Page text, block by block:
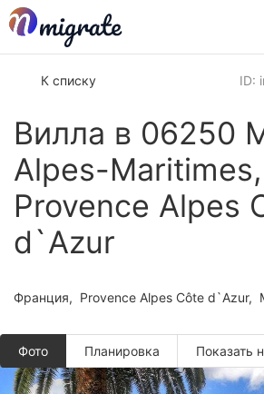
К списку
Вилла в 06250
Alpes-Maritimes,
Provence Alpes
d`Azur
ID:
Франция Provence Alpes Côte d`Azur
Фото Планировкa Показать